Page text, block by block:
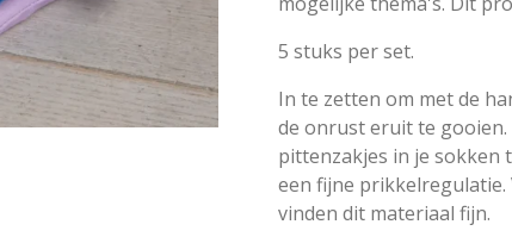
5 stuks per set.
In te zetten om met de
de onrust eruit te
pittenzakjes in je sokken
een fijne
vinden dit materiaal fijn.